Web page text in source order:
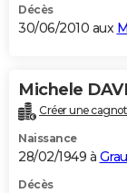
Décès
30/06/2010 aux
Michele
Créer une
Naissance
28/02/1949 à
Décès